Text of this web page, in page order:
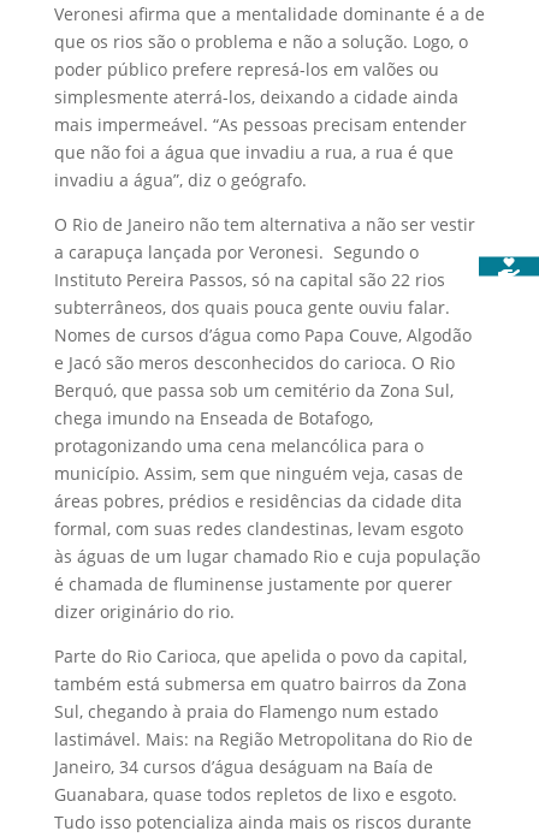
Veronesi afirma que a mentalidade dominante é a de
que os rios são o problema e não a solução. Logo, o
poder público prefere represá-los em valões ou
simplesmente aterrá-los, deixando a cidade ainda
mais impermeável. “As pessoas precisam entender
que não foi a água que invadiu a rua, a rua é que
invadiu a água”, diz o geógrafo.
O Rio de Janeiro não tem alternativa a não ser vestir
a carapuça lançada por Veronesi. Segundo o
Instituto Pereira Passos, só na capital são 22 rios
subterrâneos, dos quais pouca gente ouviu falar.
Nomes de cursos d’água como Papa Couve, Algodão
e Jacó são meros desconhecidos do carioca. O Rio
Berquó, que passa sob um cemitério da Zona Sul,
chega imundo na Enseada de Botafogo,
protagonizando uma cena melancólica para o
município. Assim, sem que ninguém veja, casas de
áreas pobres, prédios e residências da cidade dita
formal, com suas redes clandestinas, levam esgoto
às águas de um lugar chamado Rio e cuja população
é chamada de fluminense justamente por querer
dizer originário do rio.
Parte do Rio Carioca, que apelida o povo da capital,
também está submersa em quatro bairros da Zona
Sul, chegando à praia do Flamengo num estado
lastimável. Mais: na Região Metropolitana do Rio de
Janeiro, 34 cursos d’água deságuam na Baía de
Guanabara, quase todos repletos de lixo e esgoto.
Tudo isso potencializa ainda mais os riscos durante